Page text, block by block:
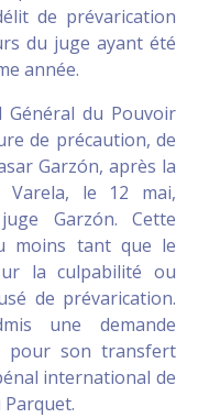
de prévarication
du juge ayant été
année.
Général du Pouvoir
de précaution, de
Garzón, après la
Varela, le 12 mai,
Garzón. Cette
moins tant que le
la culpabilité ou
de prévarication.
une demande
pour son transfert
international de